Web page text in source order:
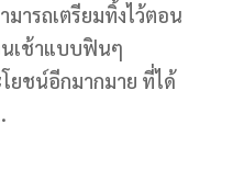
มารถเตรียมทิ้งไว้ตอน
เช้าแบบฟินๆ
ยชน์อีกมากมาย ที่ได้